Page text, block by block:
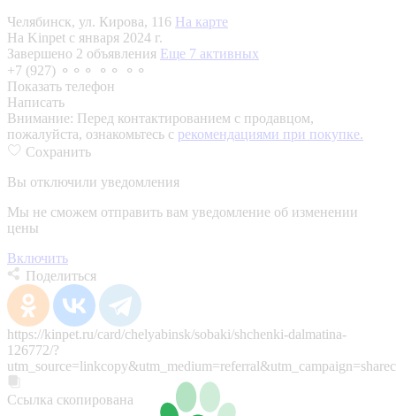
Челябинск, ул. Кирова, 116 На карте
На Kinpet c января 2024 г.
Завершено 2 объявления Еще 7 активных
+7 (927) ⚬⚬⚬ ⚬⚬ ⚬⚬
Показать телефон
Написать
Внимание: Перед контактированием с продавцом,
пожалуйста, ознакомьтесь с рекомендациями при покупке.
Сохранить
Вы отключили уведомления
Мы не сможем отправить вам уведомление об изменении
цены
Включить
Поделиться
https://kinpet.ru/card/chelyabinsk/sobaki/shchenki-dalmatina-
126772/?
Ссылка скопирована